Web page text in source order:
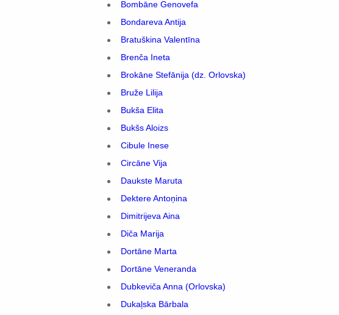
Bombāne Genovefa
Bondareva Antija
Bratuškina Valentīna
Brenča Ineta
Brokāne Stefānija (dz. Orlovska)
Bruže Lilija
Bukša Elita
Bukšs Aloizs
Cibule Inese
Circāne Vija
Daukste Maruta
Dektere Antoņina
Dimitrijeva Aina
Diča Marija
Dortāne Marta
Dortāne Veneranda
Dubkeviča Anna (Orlovska)
Dukaļska Bārbala